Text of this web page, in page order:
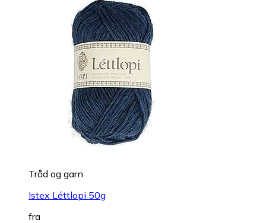
Tråd og garn
Istex Léttlopi 50g
fra